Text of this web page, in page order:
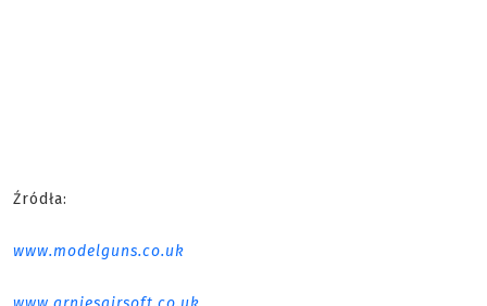
Źródła:
www.modelguns.co.uk